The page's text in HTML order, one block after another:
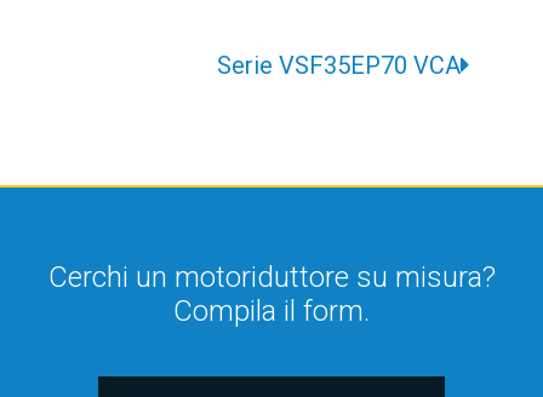
Serie VSF35EP70 VCA
Cerchi un motoriduttore su misura?
Compila il form.